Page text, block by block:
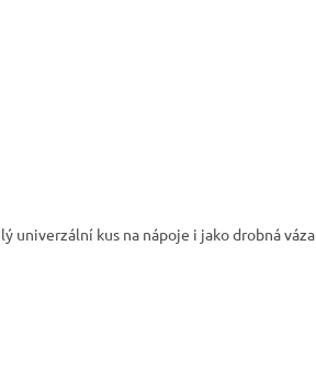
univerzální kus na nápoje i jako drobná váza.